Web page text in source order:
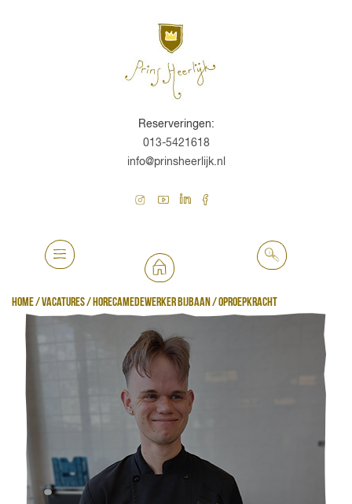
Reserveringen:
013-5421618
info@prinsheerlijk.nl
Home/Vacatures/Horecamedewerker bijbaan / oproepkracht